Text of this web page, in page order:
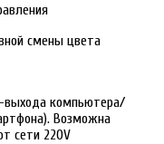
смены цвета
выхода компьютера/
Возможна
сети 220V